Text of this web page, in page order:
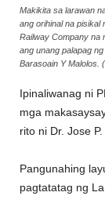
Makikita sa larawan
ang orihinal na pisikal
Railway Company na
ang unang palapag
Barasoain Y Malolos.
Ipinaliwanag ni
mga
rito ni Dr. Jose
Pangunahing
pagtatatag ng